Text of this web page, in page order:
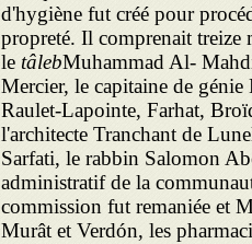
d'hygiène fut créé pour
propreté. Il comprenait
le tâlebMuhammad Al-
Mercier, le capitaine de
Raulet-Lapointe, Farhat,
l'architecte Tranchant de
Sarfati, le rabbin Salomon
administratif de la
commission fut remaniée et
Murât et Verdón, les